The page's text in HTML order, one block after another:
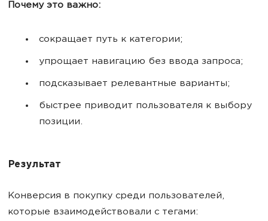
Почему это важно:
сокращает путь к категории;
упрощает навигацию без ввода запроса;
подсказывает релевантные варианты;
быстрее приводит пользователя к выбору
позиции.
Результат
Конверсия в покупку среди пользователей,
которые взаимодействовали с тегами: